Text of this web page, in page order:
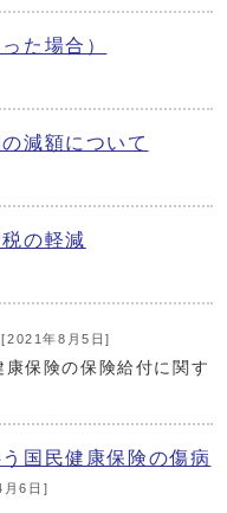
た場合）
減額について
の軽減
[2021年8月5日]
保険の保険給付に関す
国民健康保険の傷病
月6日]